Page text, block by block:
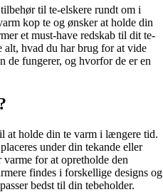
til te-elskere rundt om i
kop te og ønsker at holde din
et must-have redskab til dit te-
hvad du har brug for at vide
de fungerer, og hvorfor de er en
at holde din te varm i længere tid.
under din tekande eller
for at opretholde den
findes i forskellige designs og
bedst til din tebeholder.